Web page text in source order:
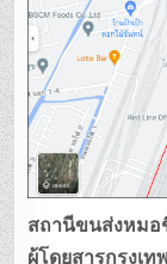
สถานีขนส่งหมอ
ผู้โดยสารกรุงเท